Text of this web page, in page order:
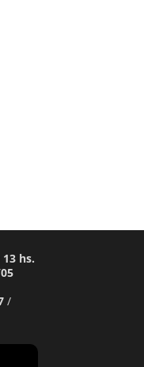
13 hs.
/